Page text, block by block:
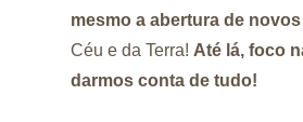
mesmo a abertura de
Céu e da Terra! Até lá, foco
darmos conta de tudo!